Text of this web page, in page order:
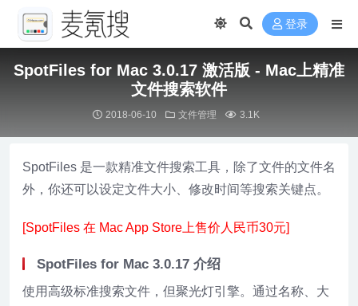
登录
SpotFiles for Mac 3.0.17 激活版 - Mac上精准
文件搜索软件
2018-06-10 文件管理 3.1K
SpotFiles 是一款精准文件搜索工具，除了文件的文件名
外，你还可以设定文件大小、修改时间等搜索关键点。
[SpotFiles 在 Mac App Store上售价人民币30元]
SpotFiles for Mac 3.0.17 介绍
使用高级标准搜索文件，但聚光灯引擎。通过名称、大